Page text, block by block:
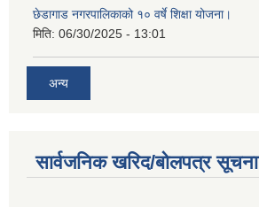
छेडागाड नगरपालिकाको १० वर्षे शिक्षा योजना।
मिति: 06/30/2025 - 13:01
अन्य
सार्वजनिक खरिद/बोलपत्र सूचना